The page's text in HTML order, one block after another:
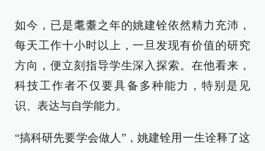
如今，已是耄耋之年的姚建铨依然精力充沛，
每天工作十小时以上，一旦发现有价值的研究
方向，便立刻指导学生深入探索。在他看来，
科技工作者不仅要具备多种能力，特别是见
识、表达与自学能力。
“搞科研先要学会做人”，姚建铨用一生诠释了这